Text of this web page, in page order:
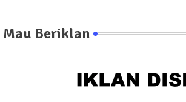
Mau Beriklan